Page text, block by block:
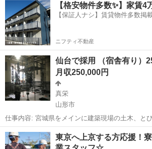
【格安物件多数✨】家賃4
【保証人ナシ】賃貸物件多数掲
ニフティ不動産
仙台で採用 （宿舎有り）
月収250,000円
真栄
山形市
仕事内容: 宮城県をメインに建築現場の土木、と
職種は とび、土木工事全般(現場作業)の他に、電
撤去揚重据付作業、太陽光工事などの現場作業に
山形 山形市
東京へ上京する方応援！